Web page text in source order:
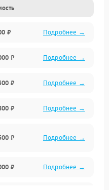
₽ Подробнее →
₽ Подробнее →
₽ Подробнее →
₽ Подробнее →
₽ Подробнее →
₽ Подробнее →